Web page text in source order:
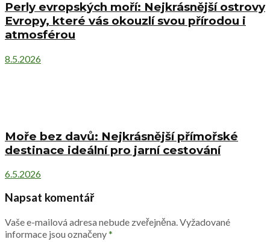
Perly evropských moří: Nejkrásnější ostrovy
Evropy, které vás okouzlí svou přírodou i
atmosférou
8.5.2026
Moře bez davů: Nejkrásnější přímořské
destinace ideální pro jarní cestování
6.5.2026
Napsat komentář
Vaše e-mailová adresa nebude zveřejněna. Vyžadované
informace jsou označeny*